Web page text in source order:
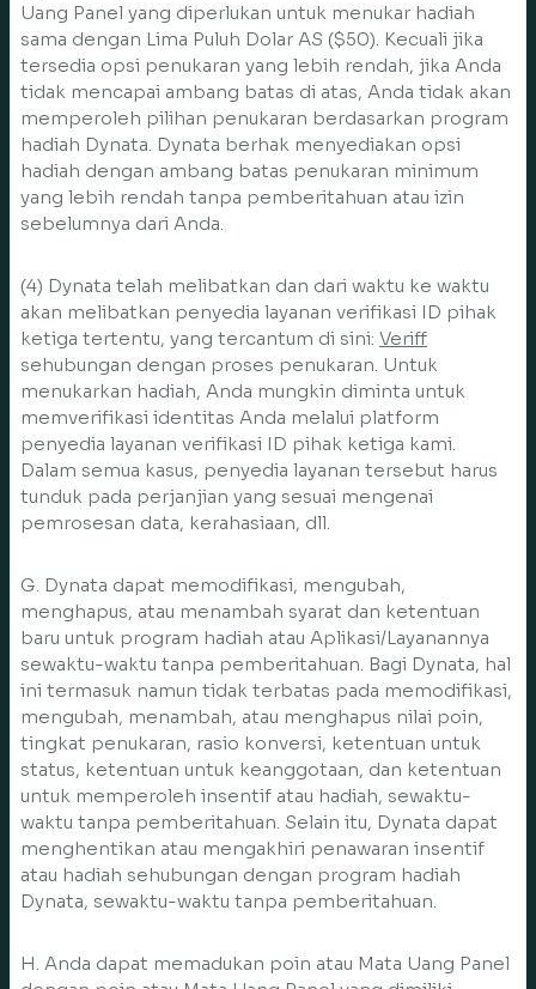
Uang Panel yang diperlukan untuk menukar hadiah
sama dengan Lima Puluh Dolar AS ($50). Kecuali jika
tersedia opsi penukaran yang lebih rendah, jika Anda
tidak mencapai ambang batas di atas, Anda tidak akan
memperoleh pilihan penukaran berdasarkan program
hadiah Dynata. Dynata berhak menyediakan opsi
hadiah dengan ambang batas penukaran minimum
yang lebih rendah tanpa pemberitahuan atau izin
sebelumnya dari Anda.
(4) Dynata telah melibatkan dan dari waktu ke waktu
akan melibatkan penyedia layanan verifikasi ID pihak
ketiga tertentu, yang tercantum di sini: Veriff
sehubungan dengan proses penukaran. Untuk
menukarkan hadiah, Anda mungkin diminta untuk
memverifikasi identitas Anda melalui platform
penyedia layanan verifikasi ID pihak ketiga kami.
Dalam semua kasus, penyedia layanan tersebut harus
tunduk pada perjanjian yang sesuai mengenai
pemrosesan data, kerahasiaan, dll.
G. Dynata dapat memodifikasi, mengubah,
menghapus, atau menambah syarat dan ketentuan
baru untuk program hadiah atau Aplikasi/Layanannya
sewaktu-waktu tanpa pemberitahuan. Bagi Dynata, hal
ini termasuk namun tidak terbatas pada memodifikasi,
mengubah, menambah, atau menghapus nilai poin,
tingkat penukaran, rasio konversi, ketentuan untuk
status, ketentuan untuk keanggotaan, dan ketentuan
untuk memperoleh insentif atau hadiah, sewaktu-
waktu tanpa pemberitahuan. Selain itu, Dynata dapat
menghentikan atau mengakhiri penawaran insentif
atau hadiah sehubungan dengan program hadiah
Dynata, sewaktu-waktu tanpa pemberitahuan.
H. Anda dapat memadukan poin atau Mata Uang Panel